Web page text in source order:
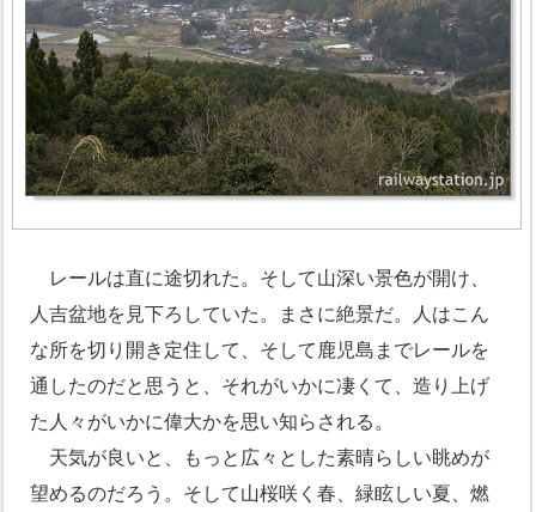
レールは直に途切れた。そして山深い景色が開け、
人吉盆地を見下ろしていた。まさに絶景だ。人はこん
な所を切り開き定住して、そして鹿児島までレールを
通したのだと思うと、それがいかに凄くて、造り上げ
た人々がいかに偉大かを思い知らされる。
天気が良いと、もっと広々とした素晴らしい眺めが
望めるのだろう。そして山桜咲く春、緑眩しい夏、燃